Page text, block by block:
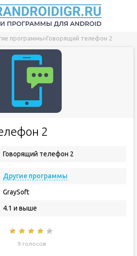
программы›Говорящий телефон 2
2
Говорящий телефон 2
Другие программы
GraySoft
4.1 и выше
9 голосов